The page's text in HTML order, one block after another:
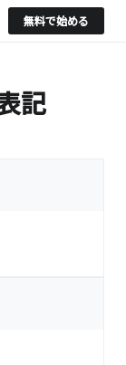
無料で始める
記